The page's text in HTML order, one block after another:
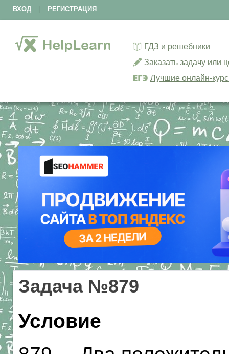
ВХОД РЕГИСТРАЦИЯ
ГДЗ и решебники
Заказать задачу или
Лучшие онлайн-
Задача №879
Условие